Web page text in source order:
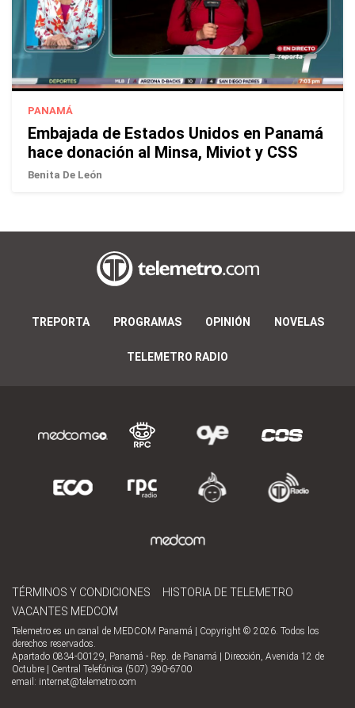
PANAMÁ
Embajada de Estados Unidos en Panamá
hace donación al Minsa, Miviot y CSS
Benita De León
TREPORTA PROGRAMAS OPINIÓN NOVELAS
TELEMETRO RADIO
TÉRMINOS Y CONDICIONES
HISTORIA DE TELEMETRO
VACANTES MEDCOM
Telemetro es un canal de MEDCOM Panamá | Copyright © 2026. Todos los
derechos reservados.
Apartado 0834-00129, Panamá - Rep. de Panamá | Dirección, Avenida 12 de
Octubre | Central Telefónica (507) 390-6700
email: internet@telemetro.com